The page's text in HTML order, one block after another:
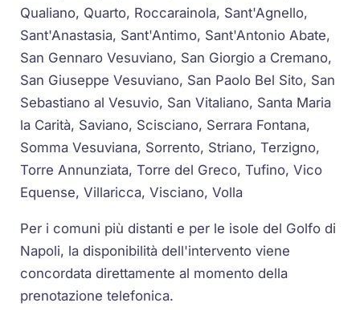
Qualiano, Quarto, Roccarainola, Sant'Agnello,
Sant'Anastasia, Sant'Antimo, Sant'Antonio Abate,
San Gennaro Vesuviano, San Giorgio a Cremano,
San Giuseppe Vesuviano, San Paolo Bel Sito, San
Sebastiano al Vesuvio, San Vitaliano, Santa Maria
la Carità, Saviano, Scisciano, Serrara Fontana,
Somma Vesuviana, Sorrento, Striano, Terzigno,
Torre Annunziata, Torre del Greco, Tufino, Vico
Equense, Villaricca, Visciano, Volla
Per i comuni più distanti e per le isole del Golfo di
Napoli, la disponibilità dell'intervento viene
concordata direttamente al momento della
prenotazione telefonica.